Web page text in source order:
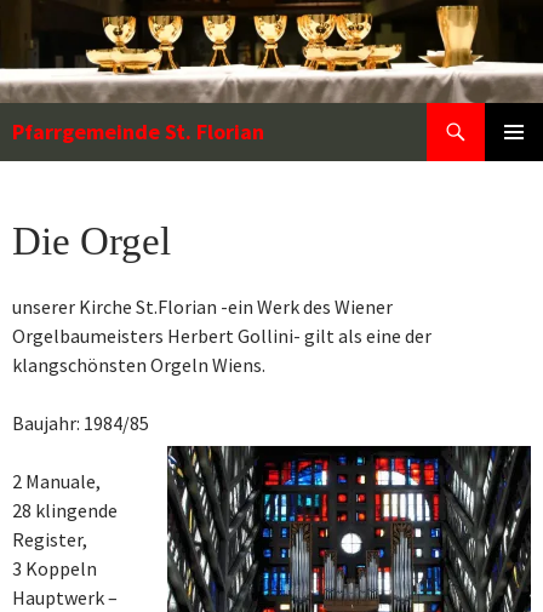
Inhalt
springen
Pfarrgemeinde St. Florian
Die Orgel
unserer Kirche St.Florian -ein Werk des Wiener
Orgelbaumeisters Herbert Gollini- gilt als eine der
klangschönsten Orgeln Wiens.
Baujahr: 1984/85
2 Manuale,
28 klingende
Register,
3 Koppeln
Hauptwerk –